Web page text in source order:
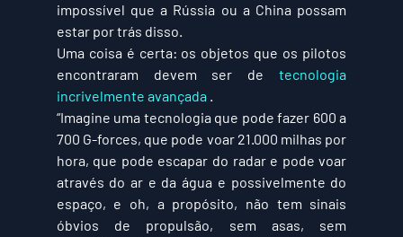
impossível que a Rússia ou a China possam
estar por trás disso.
Uma coisa é certa: os objetos que os pilotos
encontraram devem ser de tecnologia
incrivelmente avançada .
“Imagine uma tecnologia que pode fazer 600 a
700 G-forces, que pode voar 21.000 milhas por
hora, que pode escapar do radar e pode voar
através do ar e da água e possivelmente do
espaço, e oh, a propósito, não tem sinais
óbvios de propulsão, sem asas, sem